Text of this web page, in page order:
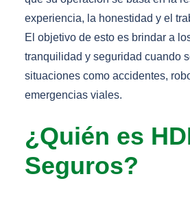
experiencia, la honestidad y el
El objetivo de esto es brindar a
tranquilidad y seguridad cuando
situaciones como accidentes,
emergencias viales.
¿Quién es
Seguros?